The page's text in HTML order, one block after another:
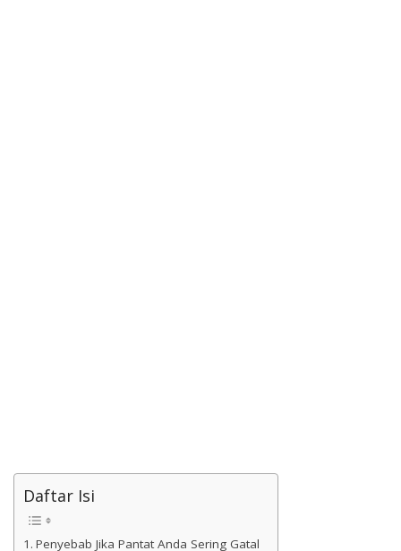
Daftar Isi
Penyebab Jika Pantat Anda Sering Gatal